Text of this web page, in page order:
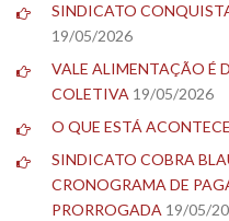
SINDICATO
19/05/2026
VALE ALIMENTAÇÃO É
COLETIVA 19/05/2026
O QUE ESTÁ
SINDICATO COBRA
CRONOGRAMA DE
PRORROGADA 19/05/